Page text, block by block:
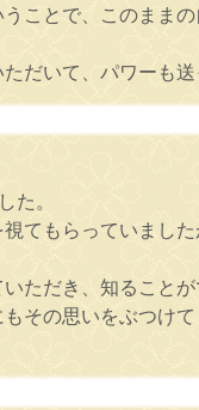
ことで、このまま
だいて、パワーも
た。
てもらっていまし
ただき、知ることが
その思いをぶつけ